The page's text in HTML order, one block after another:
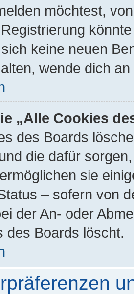
möchtest,
keine neuen
wende dich
„Alle Cookies
des Boards
die dafür
sie
– sofern von
der An- oder
des Boards löscht.